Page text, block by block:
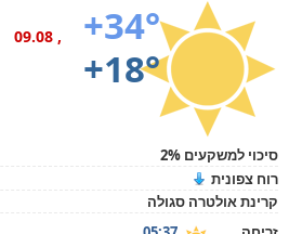
+34°
+18°
, 09.08
סיכוי למשקעים 2%
רוח צפונית
קרינת אולטרה סגולה